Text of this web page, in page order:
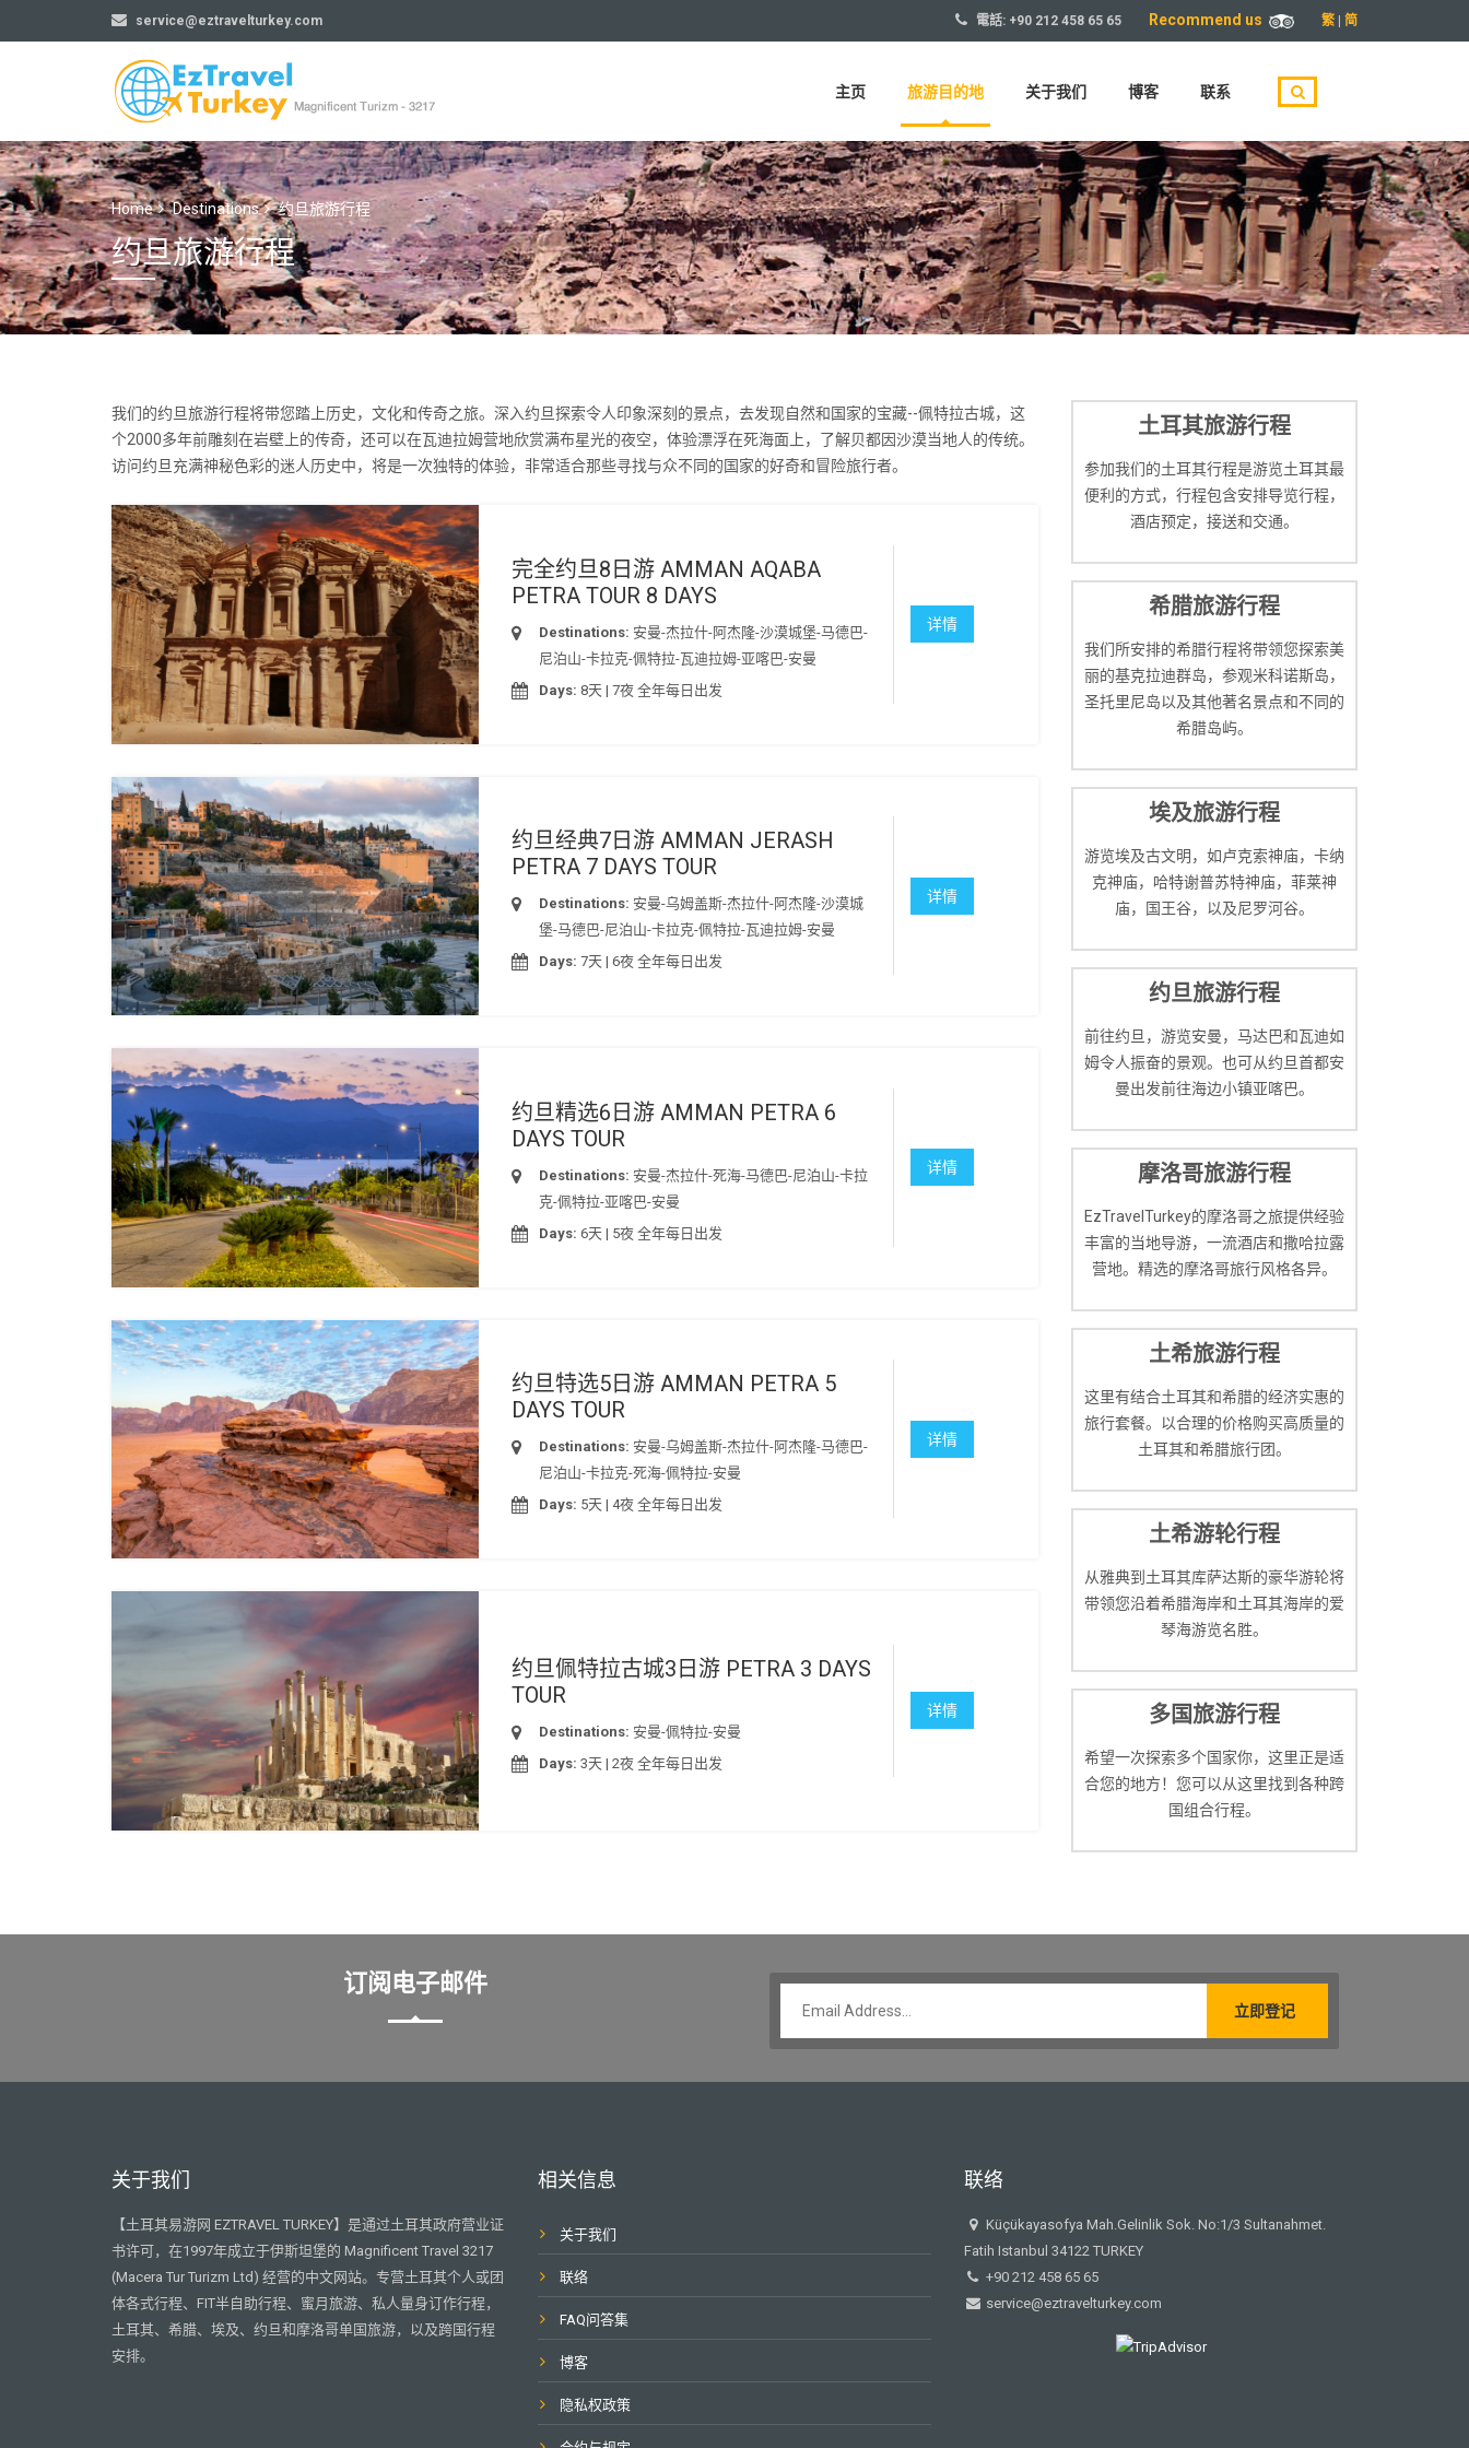
service@eztravelturkey.com 電話: +90 212 458 65 65 Recommend us 繁 | 简
主页 旅游目的地 关于我们 博客 联系
Home Destinations 约旦旅游行程
约旦旅游行程
我们的约旦旅游行程将带您踏上历史，文化和传奇之旅。深入约旦探索令人印象深刻的景点，去发现自然和国家的宝藏--佩特拉古城，这
个2000多年前雕刻在岩壁上的传奇，还可以在瓦迪拉姆营地欣赏满布星光的夜空，体验漂浮在死海面上，了解贝都因沙漠当地人的传统。
访问约旦充满神秘色彩的迷人历史中，将是一次独特的体验，非常适合那些寻找与众不同的国家的好奇和冒险旅行者。
完全约旦8日游 AMMAN AQABA
PETRA TOUR 8 DAYS
Destinations: 安曼-杰拉什-阿杰隆-沙漠城堡-马德巴-
尼泊山-卡拉克-佩特拉-瓦迪拉姆-亚喀巴-安曼
Days: 8天 | 7夜 全年每日出发
详情
约旦经典7日游 AMMAN JERASH
PETRA 7 DAYS TOUR
Destinations: 安曼-乌姆盖斯-杰拉什-阿杰隆-沙漠城
堡-马德巴-尼泊山-卡拉克-佩特拉-瓦迪拉姆-安曼
Days: 7天 | 6夜 全年每日出发
详情
约旦精选6日游 AMMAN PETRA 6
DAYS TOUR
Destinations: 安曼-杰拉什-死海-马德巴-尼泊山-卡拉
克-佩特拉-亚喀巴-安曼
Days: 6天 | 5夜 全年每日出发
详情
约旦特选5日游 AMMAN PETRA 5
DAYS TOUR
Destinations: 安曼-乌姆盖斯-杰拉什-阿杰隆-马德巴-
尼泊山-卡拉克-死海-佩特拉-安曼
Days: 5天 | 4夜 全年每日出发
详情
约旦佩特拉古城3日游 PETRA 3 DAYS
TOUR
Destinations: 安曼-佩特拉-安曼
Days: 3天 | 2夜 全年每日出发
详情
土耳其旅游行程
参加我们的土耳其行程是游览土耳其最
便利的方式，行程包含安排导览行程，
酒店预定，接送和交通。
希腊旅游行程
我们所安排的希腊行程将带领您探索美
丽的基克拉迪群岛，参观米科诺斯岛，
圣托里尼岛以及其他著名景点和不同的
希腊岛屿。
埃及旅游行程
游览埃及古文明，如卢克索神庙，卡纳
克神庙，哈特谢普苏特神庙，菲莱神
庙，国王谷，以及尼罗河谷。
约旦旅游行程
前往约旦，游览安曼，马达巴和瓦迪如
姆令人振奋的景观。也可从约旦首都安
曼出发前往海边小镇亚喀巴。
摩洛哥旅游行程
EzTravelTurkey的摩洛哥之旅提供经验
丰富的当地导游，一流酒店和撒哈拉露
营地。精选的摩洛哥旅行风格各异。
土希旅游行程
这里有结合土耳其和希腊的经济实惠的
旅行套餐。以合理的价格购买高质量的
土耳其和希腊旅行团。
土希游轮行程
从雅典到土耳其库萨达斯的豪华游轮将
带领您沿着希腊海岸和土耳其海岸的爱
琴海游览名胜。
多国旅游行程
希望一次探索多个国家你，这里正是适
合您的地方！您可以从这里找到各种跨
国组合行程。
订阅电子邮件
关于我们
【土耳其易游网 EZTRAVEL TURKEY】是通过土耳其政府营业证
书许可，在1997年成立于伊斯坦堡的 Magnificent Travel 3217
(Macera Tur Turizm Ltd) 经营的中文网站。专营土耳其个人或团
体各式行程、FIT半自助行程、蜜月旅游、私人量身订作行程，
土耳其、希腊、埃及、约旦和摩洛哥单国旅游，以及跨国行程
安排。
相关信息
关于我们
联络
FAQ问答集
博客
隐私权政策
联络
Küçükayasofya Mah.Gelinlik Sok. No:1/3 Sultanahmet.
Fatih Istanbul 34122 TURKEY
+90 212 458 65 65
service@eztravelturkey.com